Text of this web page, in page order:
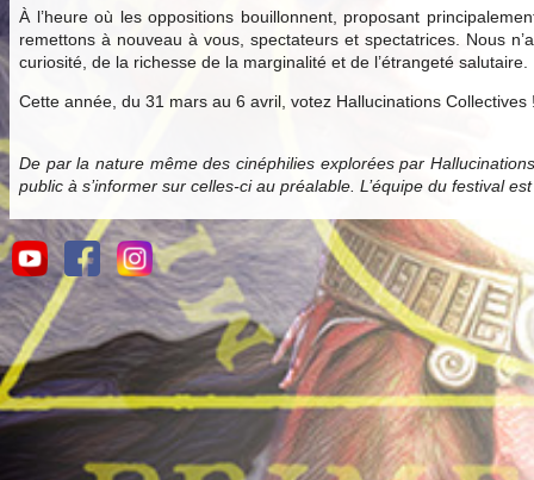
À l’heure où les oppositions bouillonnent, proposant
remettons à nouveau à vous, spectateurs et spectatrices. Nous
curiosité, de la richesse de la marginalité et de l’étrangeté salutaire.
Cette année, du 31 mars au 6 avril, votez Hallucinations Collectives
De par la nature même des cinéphilies explorées par
public à s’informer sur celles-ci au préalable. L’équipe du festival